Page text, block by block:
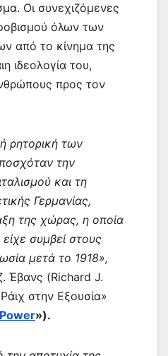
Οι συνεχιζόμενες
όλων των
από το κίνημα της
ιδεολογία του,
προς τον
ρητορική των
την
και τη
Γερμανίας,
της χώρας, η οποία
συμβεί στους
μετά το 1918»,
Έβανς (Richard J.
στην Εξουσία»
»).